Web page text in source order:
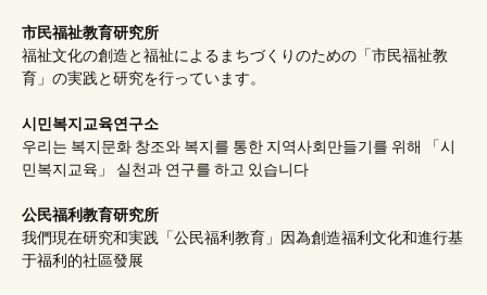
市民福祉教育研究所
福祉文化の創造と福祉によるまちづくりのための「市民福祉教
育」の実践と研究を行っています。
시민복지교육연구소
우리는 복지문화 창조와 복지를 통한 지역사회만들기를 위해 「시
민복지교육」 실천과 연구를 하고 있습니다
公民福利教育研究所
我們現在研究和実践「公民福利教育」因為創造福利文化和進行基
于福利的社區發展